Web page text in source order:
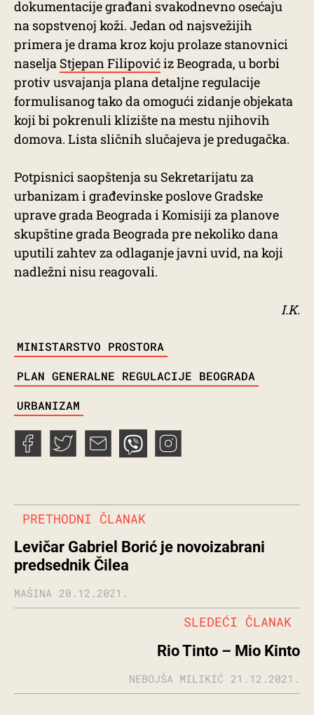
dokumentacije građani svakodnevno osećaju
na sopstvenoj koži. Jedan od najsvežijih
primera je drama kroz koju prolaze stanovnici
naselja Stjepan Filipovićiz Beograda, u borbi
protiv usvajanja plana detaljne regulacije
formulisanog tako da omogući zidanje objekata
koji bi pokrenuli klizište na mestu njihovih
domova. Lista sličnih slučajeva je predugačka.
Potpisnici saopštenja su Sekretarijatu za
urbanizam i građevinske poslove Gradske
uprave grada Beograda i Komisiji za planove
skupštine grada Beograda pre nekoliko dana
uputili zahtev za odlaganje javni uvid, na koji
nadležni nisu reagovali.
I.K.
MINISTARSTVO PROSTORA
PLAN GENERALNE REGULACIJE BEOGRADA
URBANIZAM
PRETHODNI ČLANAK
Levičar Gabriel Borić je novoizabrani
predsednik Čilea
MAŠINA 20.12.2021.
Rio Tinto – Mio Kinto
SLEDEĆI ČLANAK
NEBOJŠA MILIKIĆ 21.12.2021.